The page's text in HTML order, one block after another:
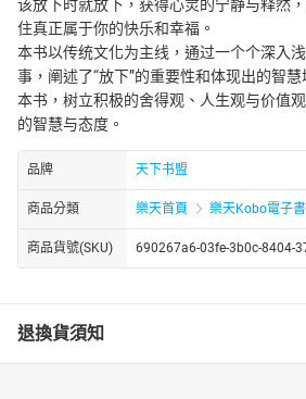
该放下时就放下，获得心灵的宁静与释然
住真正属于你的快乐和幸福。
本书以传统文化为主线，通过一个个深入
事，阐述了“放下”的重要性和体现出的智
本书，树立积极的舍得观、人生观与价值
的智慧与态度。
品牌 天下书盟
商品分類 樂天首頁 樂天Kobo電子書
商品貨號(SKU) 690267a6-03fe-3b0c-8404-
退換貨須知